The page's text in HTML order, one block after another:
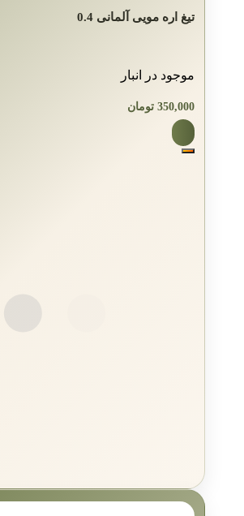
تیغ اره مویی آلمانی 0.4
موجود در انبار
350,000 تومان